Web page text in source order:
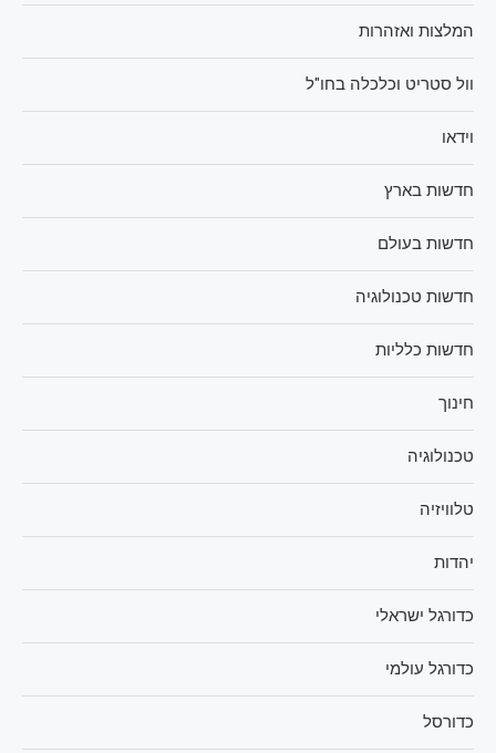
המלצות ואזהרות
וול סטריט וכלכלה בחו"ל
וידאו
חדשות בארץ
חדשות בעולם
חדשות טכנולוגיה
חדשות כלליות
חינוך
טכנולוגיה
טלוויזיה
יהדות
כדורגל ישראלי
כדורגל עולמי
כדורסל